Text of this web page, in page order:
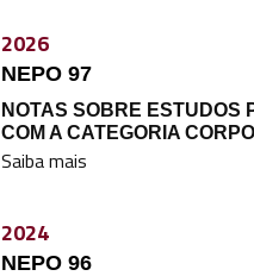
2026
NEPO 97
NOTAS SOBRE ESTUDOS
COM A CATEGORIA
Saiba mais
2024
NEPO 96